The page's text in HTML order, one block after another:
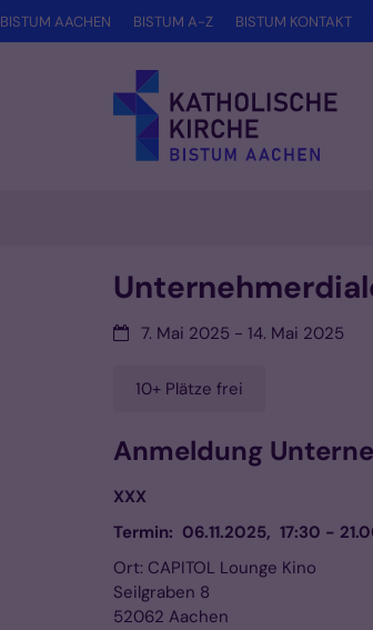
Zum Inhalt springen
BISTUM AACHEN BISTUM A-Z BISTUM KONTAKT
Datum:7. Mai 2025 - 14. Mai 2025
10+ Plätze frei
Anmeldung
XXX
Termin: 06.11.2025, 17:30 -
Ort: CAPITOL Lounge Kino
Seilgraben 8
52062 Aachen